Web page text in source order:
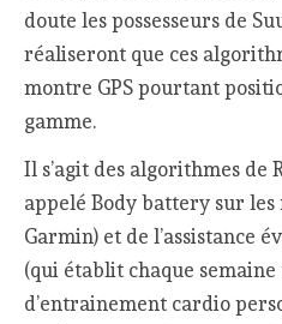
doute les possesseurs de
réaliseront que ces
montre GPS pourtant
gamme.
Il s’agit des algorithmes de
appelé Body battery sur les
Garmin) et de l’assistance
(qui établit chaque
d’entrainement cardio